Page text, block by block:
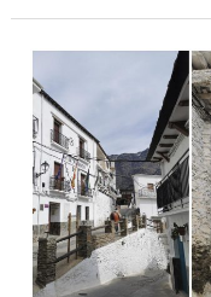
Els
Ports
(Castellón)
y
Teruel:
ruta
de
3
días